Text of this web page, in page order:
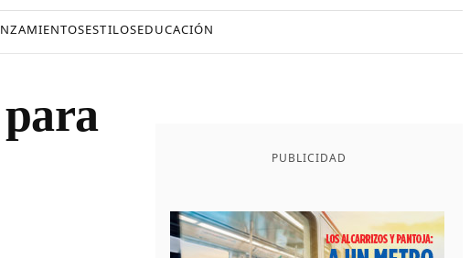
ESTILOSEDUCACIÓN
PUBLICIDAD